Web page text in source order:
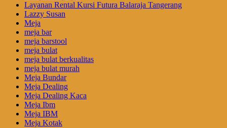
Layanan Rental Kursi Futura Balaraja Tangerang
Lazzy Susan
Meja
meja bar
meja barstool
meja bulat
meja bulat berkualitas
meja bulat murah
Meja Bundar
Meja Dealing
Meja Dealing Kaca
Meja Ibm
Meja IBM
Meja Kotak